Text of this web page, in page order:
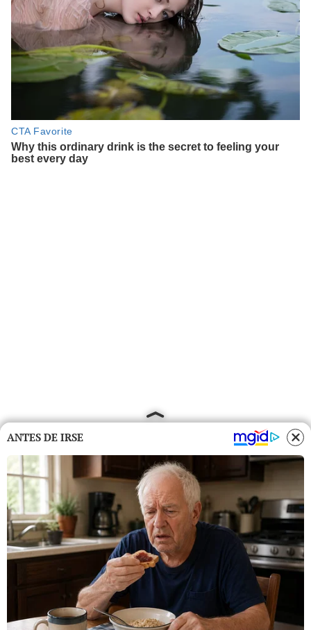
ANTES DE IRSE